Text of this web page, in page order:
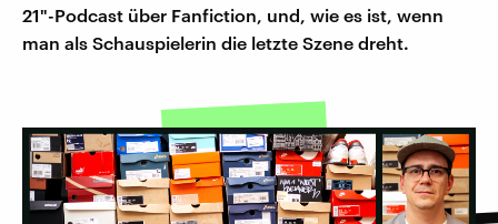
21"-Podcast über Fanfiction, und, wie es ist, wenn
man als Schauspielerin die letzte Szene dreht.